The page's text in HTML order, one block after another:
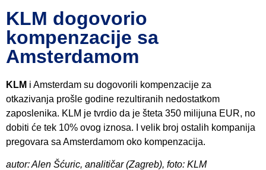
KLM dogovorio
kompenzacije sa
Amsterdamom
KLM i Amsterdam su dogovorili kompenzacije za
otkazivanja prošle godine rezultiranih nedostatkom
zaposlenika. KLM je tvrdio da je šteta 350 milijuna EUR, no
dobiti će tek 10% ovog iznosa. I velik broj ostalih kompanija
pregovara sa Amsterdamom oko kompenzacija.
autor: Alen Šćuric, analitičar (Zagreb), foto: KLM